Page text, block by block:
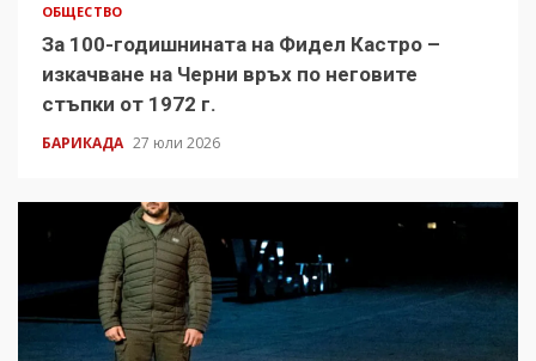
ОБЩЕСТВО
За 100-годишнината на Фидел Кастро –
изкачване на Черни връх по неговите
стъпки от 1972 г.
БАРИКАДА 27 юли 2026